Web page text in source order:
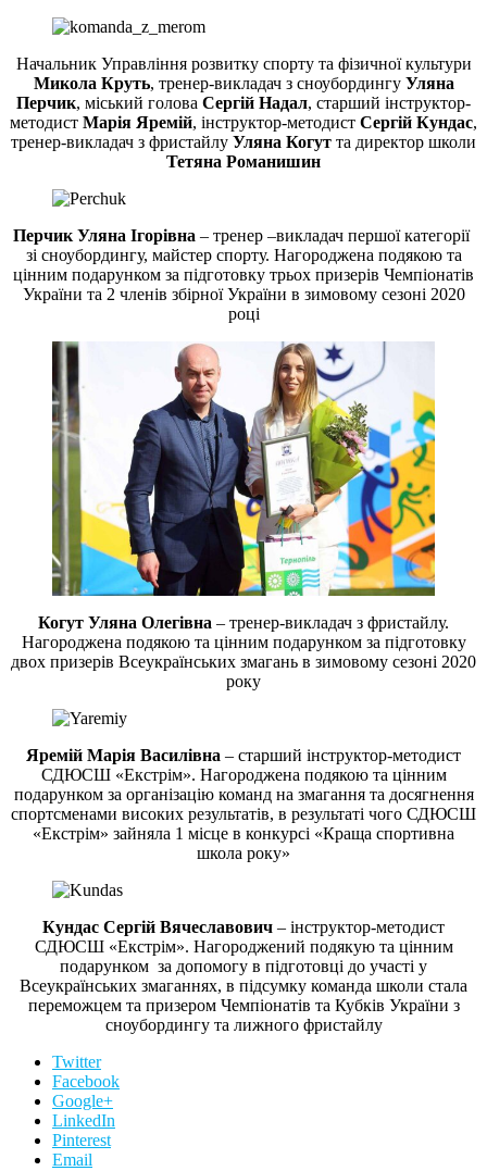
Начальник Управління розвитку спорту та фізичної культури
Микола Круть, тренер-викладач з сноубордингу Уляна
Перчик, міський голова Сергій Надал, старший інструктор-
методист Марія Яремій, інструктор-методист Сергій Кундас,
тренер-викладач з фристайлу Уляна Когут та директор школи
Тетяна Романишин
Перчик Уляна Ігорівна – тренер –викладач першої категорії
зі сноубордингу, майстер спорту. Нагороджена подякою та
цінним подарунком за підготовку трьох призерів Чемпіонатів
України та 2 членів збірної України в зимовому сезоні 2020
році
Когут Уляна Олегівна – тренер-викладач з фристайлу.
Нагороджена подякою та цінним подарунком за підготовку
двох призерів Всеукраїнських змагань в зимовому сезоні 2020
року
Яремій Марія Василівна – старший інструктор-методист
СДЮСШ «Екстрім». Нагороджена подякою та цінним
подарунком за організацію команд на змагання та досягнення
спортсменами високих результатів, в результаті чого СДЮСШ
«Екстрім» зайняла 1 місце в конкурсі «Краща спортивна
школа року»
Кундас Сергій Вячеславович – інструктор-методист
СДЮСШ «Екстрім». Нагороджений подякую та цінним
подарунком за допомогу в підготовці до участі у
Всеукраїнських змаганнях, в підсумку команда школи стала
переможцем та призером Чемпіонатів та Кубків України з
сноубордингу та лижного фристайлу
Twitter
Facebook
Google+
LinkedIn
Pinterest
Email